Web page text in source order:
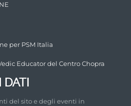
per PSM Italia
Educator del Centro Chopra
DATI
del sito e degli eventi in